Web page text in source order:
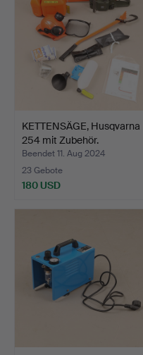
KETTENSÄGE, Husqvarna
254 mit Zubehör.
Beendet 11. Aug 2024
23 Gebote
180 USD